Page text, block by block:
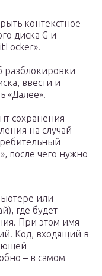
контекстное
диска G и
разблокировки
ввести и
«Далее».
сохранения
на случай
после чего нужно
или
где будет
При этом имя
Код, входящий в
– в самом